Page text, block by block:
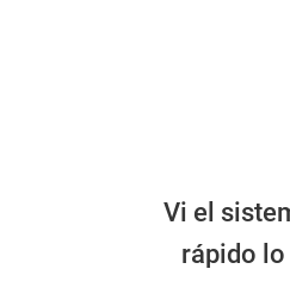
Vi el
rápido